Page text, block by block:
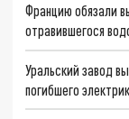
Францию обязали
отравившегося
Уральский завод
погибшего